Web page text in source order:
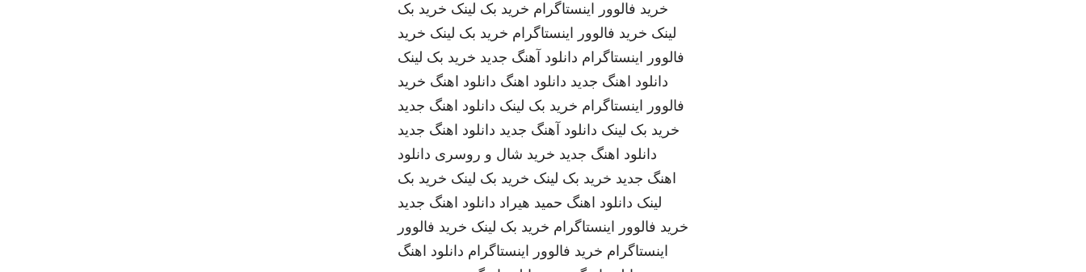
خرید فالوور اینستاگرام خرید بک لینک خرید بک
لینک خرید فالوور اینستاگرام خرید بک لینک خرید
فالوور اینستاگرام دانلود آهنگ جدید خرید بک لینک
دانلود اهنگ جدید دانلود اهنگ دانلود اهنگ خرید
فالوور اینستاگرام خرید بک لینک دانلود اهنگ جدید
خرید بک لینک دانلود آهنگ جدید دانلود اهنگ جدید
دانلود اهنگ جدید خرید شال و روسری دانلود
اهنگ جدید خرید بک لینک خرید بک لینک خرید بک
لینک دانلود اهنگ حمید هیراد دانلود اهنگ جدید
خرید فالوور اینستاگرام خرید بک لینک خرید فالوور
اینستاگرام خرید فالوور اینستاگرام دانلود اهنگ